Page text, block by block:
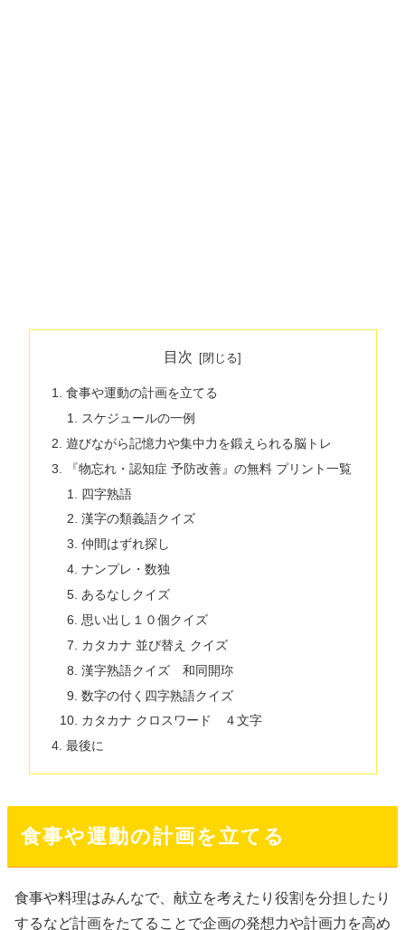
目次
食事や運動の計画を立てる
スケジュールの一例
遊びながら記憶力や集中力を鍛えられる脳トレ
『物忘れ・認知症 予防改善』の無料 プリント一覧
四字熟語
漢字の類義語クイズ
仲間はずれ探し
ナンプレ・数独
あるなしクイズ
思い出し１０個クイズ
カタカナ 並び替え クイズ
漢字熟語クイズ 和同開珎
数字の付く四字熟語クイズ
カタカナ クロスワード ４文字
最後に
食事や運動の計画を立てる
食事や料理はみんなで、献立を考えたり役割を分担したり
するなど計画をたてることで企画の発想力や計画力を高め